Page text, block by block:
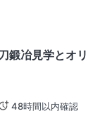
鍛冶見学とオ
48時間以内確認